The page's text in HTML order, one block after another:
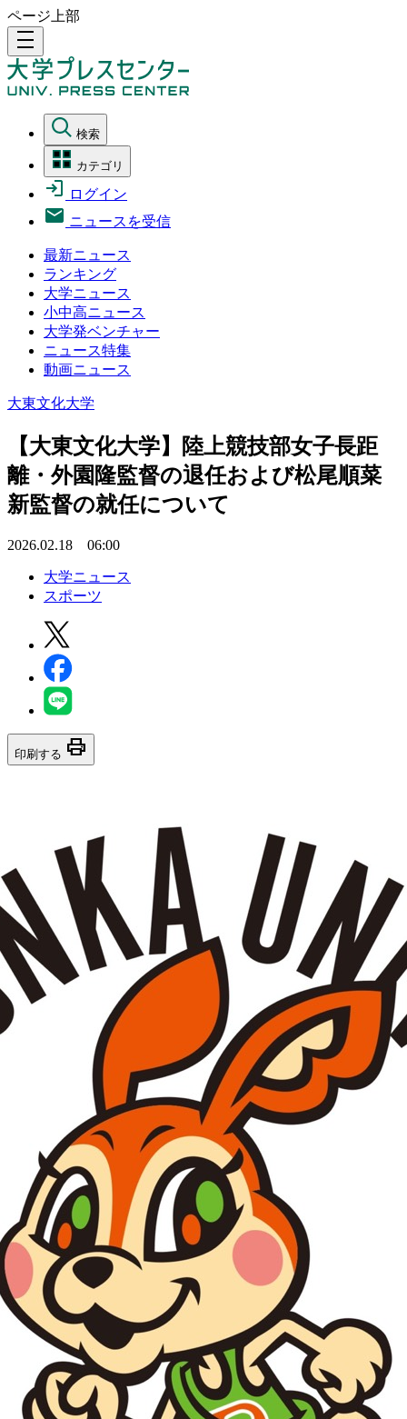
ページ上部
density_medium
検索
カテゴリ
ログイン
ニュースを受信
最新ニュース
ランキング
大学ニュース
小中高ニュース
大学発ベンチャー
ニュース特集
動画ニュース
大東文化大学
【大東文化大学】陸上競技部女子長距
離・外園隆監督の退任および松尾順菜
新監督の就任について
2026.02.18 06:00
大学ニュース
スポーツ
印刷する print